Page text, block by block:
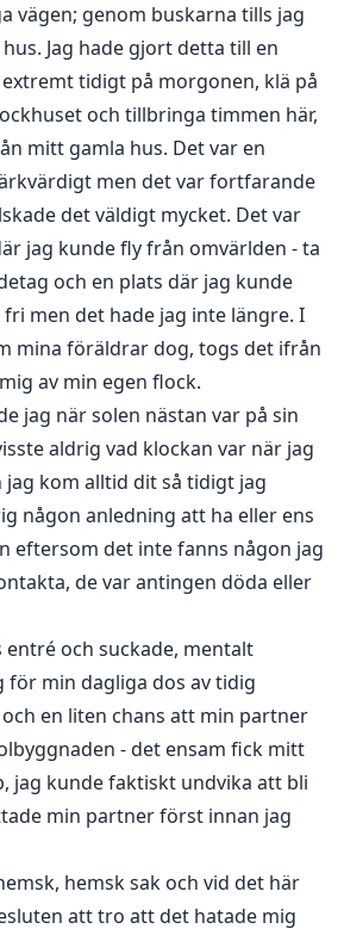
vägen; genom buskarna tills jag
Jag hade gjort detta till en
tidigt på morgonen, klä på
och tillbringa timmen här,
mitt gamla hus. Det var en
men det var fortfarande
det väldigt mycket. Det var
jag kunde fly från omvärlden - ta
och en plats där jag kunde
men det hade jag inte längre. I
mina föräldrar dog, togs det ifrån
av min egen flock.
jag när solen nästan var på sin
aldrig vad klockan var när jag
jag kom alltid dit så tidigt jag
någon anledning att ha eller ens
eftersom det inte fanns någon jag
de var antingen döda eller
entré och suckade, mentalt
min dagliga dos av tidig
en liten chans att min partner
- det ensam fick mitt
jag kunde faktiskt undvika att bli
min partner först innan jag
hemsk sak och vid det här
att tro att det hatade mig